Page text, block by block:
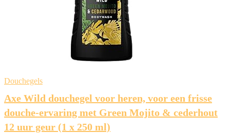
Douchegels
Axe Wild douchegel voor heren, voor een frisse
douche-ervaring met Green Mojito & cederhout
12 uur geur (1 x 250 ml)